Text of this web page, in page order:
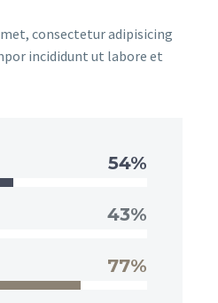
consectetur adipisicing
incididunt ut labore et
54%
43%
77%